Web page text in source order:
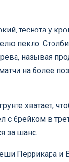
теснота у
пекло.
называя
на более
хватает,
с брейком в
за шанс.
Перрикара и